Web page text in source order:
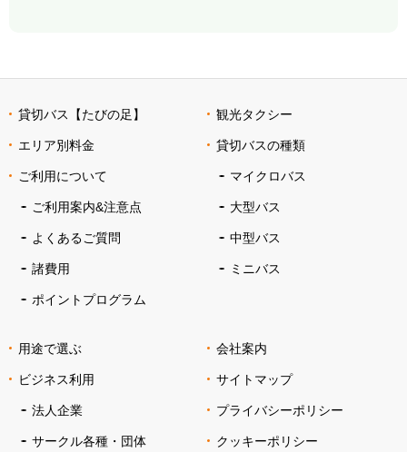
貸切バス【たびの足】
エリア別料金
ご利用について
ご利用案内&注意点
よくあるご質問
諸費用
ポイントプログラム
観光タクシー
貸切バスの種類
マイクロバス
大型バス
中型バス
ミニバス
用途で選ぶ
ビジネス利用
法人企業
サークル各種・団体
会社案内
サイトマップ
プライバシーポリシー
クッキーポリシー